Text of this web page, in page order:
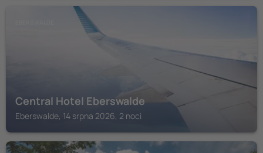
Central Hotel Eberswalde
Eberswalde, 14 srpna 2026, 2 noci